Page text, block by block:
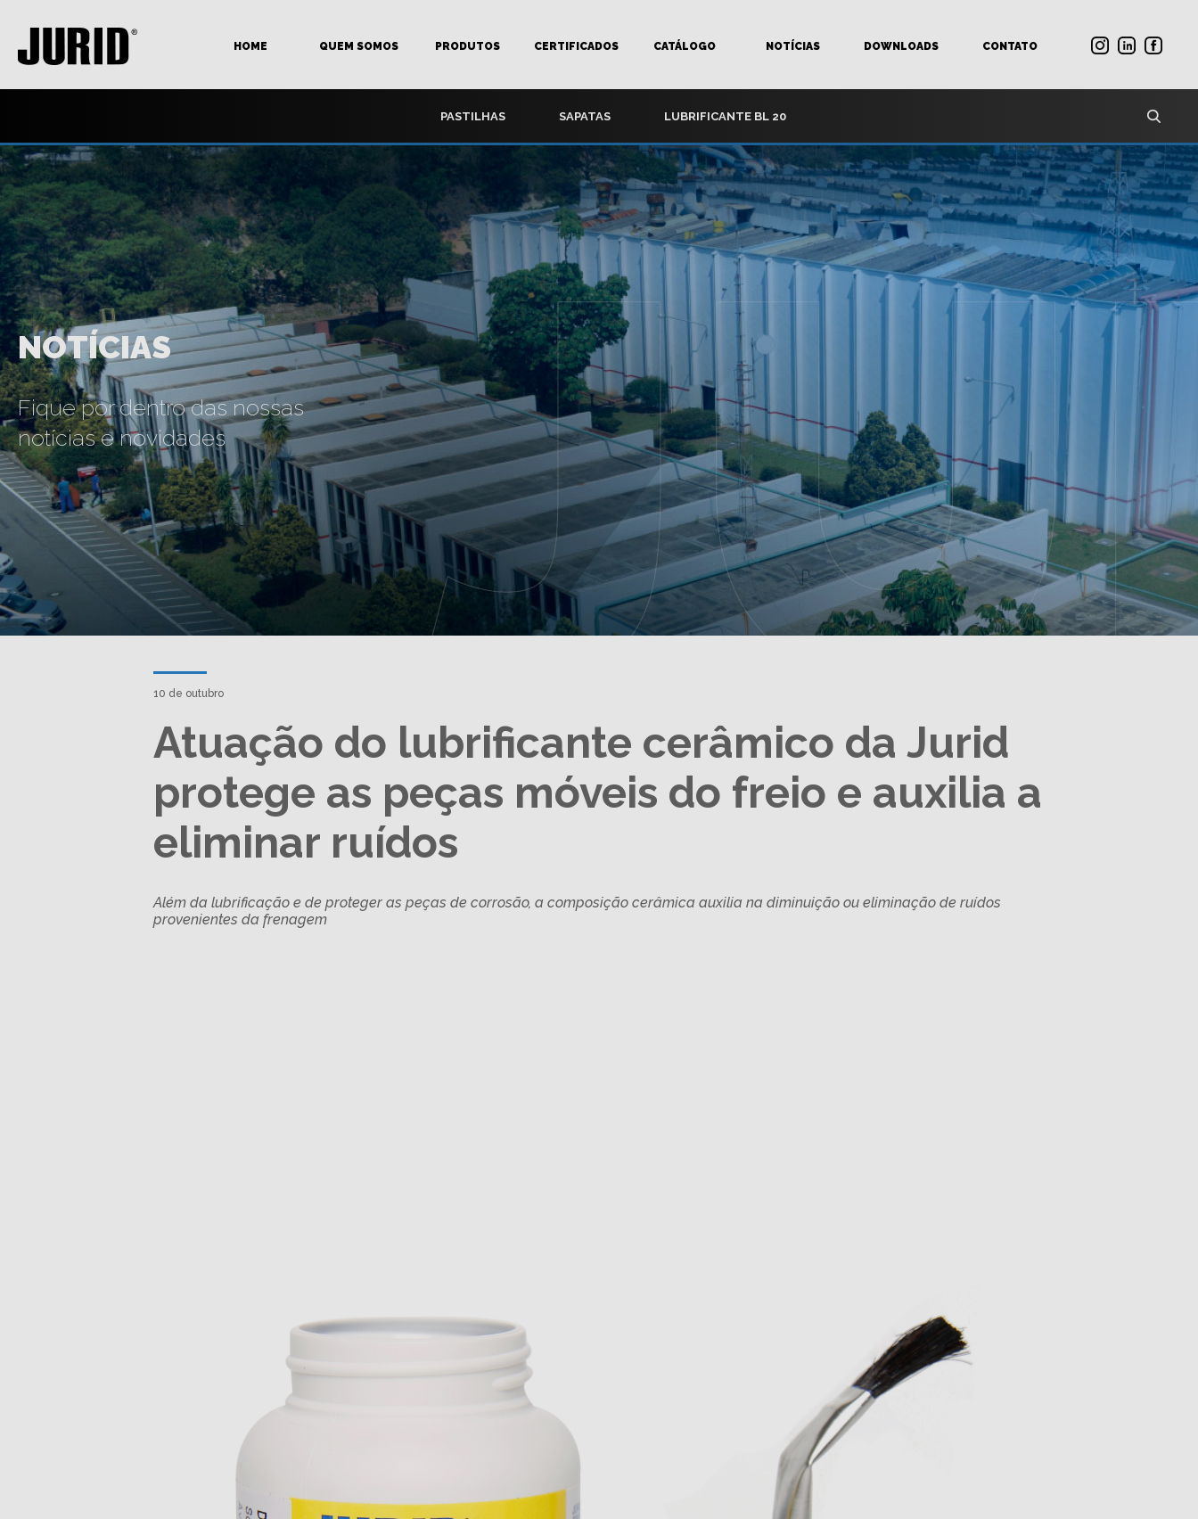
HOME QUEM SOMOS PRODUTOS
PASTILHAS SAPATAS LUBRIFICANTE BL 20
CERTIFICADOS CATÁLOGO NOTÍCIAS DOWNLOADS CONTATO
NOTÍCIAS
Fique por dentro das nossas
notícias e novidades
10 de outubro
Atuação do lubrificante cerâmico da Jurid
protege as peças móveis do freio e auxilia a
eliminar ruídos
Além da lubrificação e de proteger as peças de corrosão, a composição cerâmica auxilia na diminuição ou eliminação de ruídos
provenientes da frenagem